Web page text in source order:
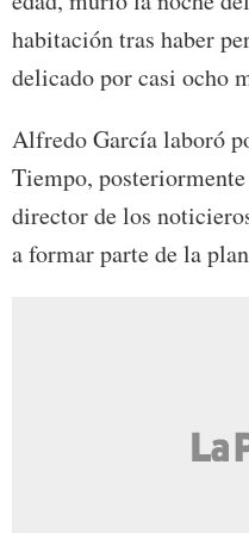
habitación tras haber
delicado por casi ocho
Alfredo García laboró
Tiempo,
director de los
a formar parte de la